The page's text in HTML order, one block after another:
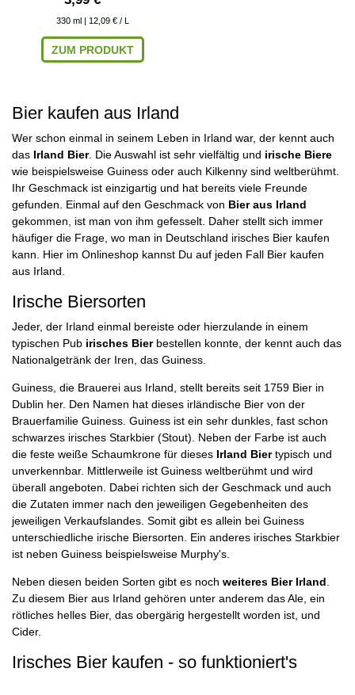
330 ml | 12,09 € / L
ZUM PRODUKT
Bier kaufen aus Irland
Wer schon einmal in seinem Leben in Irland war, der kennt auch
das Irland Bier. Die Auswahl ist sehr vielfältig und irische Biere
wie beispielsweise Guiness oder auch Kilkenny sind weltberühmt.
Ihr Geschmack ist einzigartig und hat bereits viele Freunde
gefunden. Einmal auf den Geschmack von Bier aus Irland
gekommen, ist man von ihm gefesselt. Daher stellt sich immer
häufiger die Frage, wo man in Deutschland irisches Bier kaufen
kann. Hier im Onlineshop kannst Du auf jeden Fall Bier kaufen
aus Irland.
Irische Biersorten
Jeder, der Irland einmal bereiste oder hierzulande in einem
typischen Pub irisches Bierbestellen konnte, der kennt auch das
Nationalgetränk der Iren, das Guiness.
Guiness, die Brauerei aus Irland, stellt bereits seit 1759 Bier in
Dublin her. Den Namen hat dieses irländische Bier von der
Brauerfamilie Guiness. Guiness ist ein sehr dunkles, fast schon
schwarzes irisches Starkbier (Stout). Neben der Farbe ist auch
die feste weiße Schaumkrone für dieses Irland Biertypisch und
unverkennbar. Mittlerweile ist Guiness weltberühmt und wird
überall angeboten. Dabei richten sich der Geschmack und auch
die Zutaten immer nach den jeweiligen Gegebenheiten des
jeweiligen Verkaufslandes. Somit gibt es allein bei Guiness
unterschiedliche irische Biersorten. Ein anderes irisches Starkbier
ist neben Guiness beispielsweise Murphy's.
Neben diesen beiden Sorten gibt es noch weiteres Bier Irland
Zu diesem Bier aus Irland gehören unter anderem das Ale, ein
rötliches helles Bier, das obergärig hergestellt worden ist, und
Cider.
Irisches Bier kaufen - so funktioniert's